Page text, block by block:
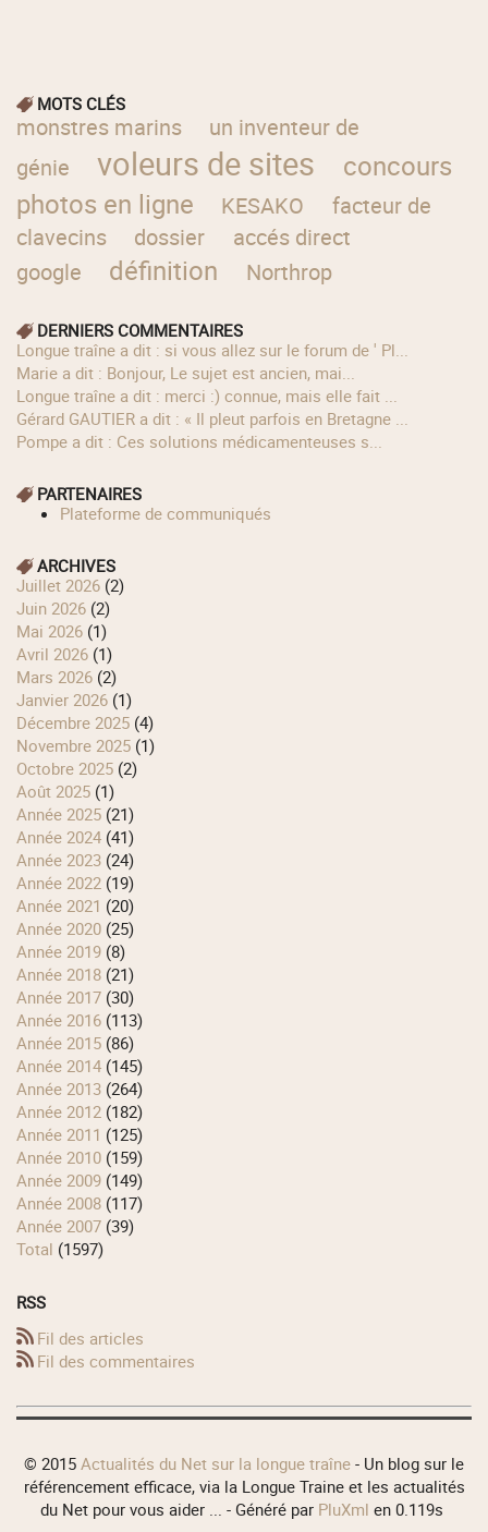
MOTS CLÉS
monstres marins
un inventeur de
génie
voleurs de sites
concours
photos en ligne
KESAKO
facteur de
clavecins
dossier
accés direct
google
définition Northrop
DERNIERS COMMENTAIRES
longue traîne a dit : si vous allez sur le forum de ' Pl...
Marie a dit : Bonjour, Le sujet est ancien, mai...
longue traîne a dit : merci :) connue, mais elle fait ...
Gérard GAUTIER a dit : « Il pleut parfois en Bretagne ...
Pompe a dit : Ces solutions médicamenteuses s...
PARTENAIRES
Plateforme de communiqués
ARCHIVES
juillet 2026 (2)
juin 2026 (2)
mai 2026 (1)
avril 2026 (1)
mars 2026 (2)
janvier 2026 (1)
décembre 2025 (4)
novembre 2025 (1)
octobre 2025 (2)
août 2025 (1)
année 2025 (21)
année 2024 (41)
année 2023 (24)
année 2022 (19)
année 2021 (20)
année 2020 (25)
année 2019 (8)
année 2018 (21)
année 2017 (30)
année 2016 (113)
année 2015 (86)
année 2014 (145)
année 2013 (264)
année 2012 (182)
année 2011 (125)
année 2010 (159)
année 2009 (149)
année 2008 (117)
année 2007 (39)
total (1597)
RSS
Fil des articles
Fil des commentaires
© 2015 Actualités du Net sur la longue traîne - Un blog sur le
référencement efficace, via la Longue Traine et les actualités
du Net pour vous aider ... - Généré par PluXml en 0.119s